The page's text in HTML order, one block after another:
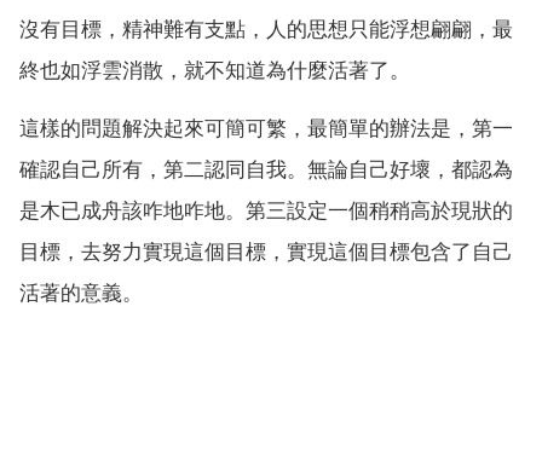
沒有目標，精神難有支點，人的思想只能浮想翩翩，最
終也如浮雲消散，就不知道為什麼活著了。
這樣的問題解決起來可簡可繁，最簡單的辦法是，第一
確認自己所有，第二認同自我。無論自己好壞，都認為
是木已成舟該咋地咋地。第三設定一個稍稍高於現狀的
目標，去努力實現這個目標，實現這個目標包含了自己
活著的意義。